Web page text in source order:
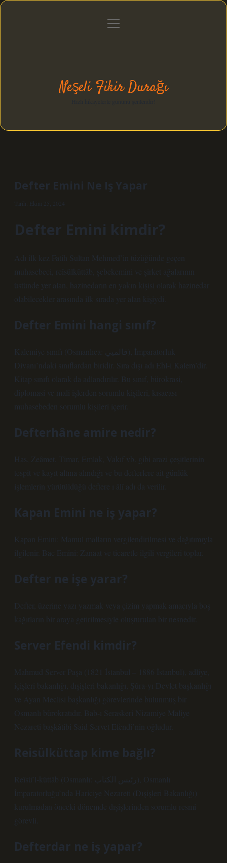
Gizlilik Politikası
menüyü
Neşeli Fikir Durağı
Defter Emini Ne Iş Yapar
Tarih: Ekim 25, 2024
Defter Emini kimdir?
Adı ilk kez Fatih Sultan Mehmed’in tüzüğünde geçen
muhasebeci, reîsülküttâb, şebekemini ve şirket ağalarının
üstünde yer alan, hazinedarın en yakın kişisi olarak hazinedar
olabilecekler arasında ilk sırada yer alan kişiydi.
Defter Emini hangi sınıf?
Kalemiye sınıfı (Osmanlıca: قالميي‎), İmparatorluk
Divanı’ndaki sınıflardan biridir. Sıra dışı adı Ehl-i Kalem’dir.
Kitap sınıfı olarak da adlandırılır. Bu sınıf, bürokrasi,
diplomasi ve mali işlerden sorumlu kişileri, kısacası
muhasebeden sorumlu kişileri içerir.
Defterhâne amire nedir?
Has, Zeâmet, Timar, Emlak, Vakıf vb. gibi arazi çeşitlerinin
tespit ve kayıt altına alındığı ve bu defterlere ait günlük
işlemlerin yürütüldüğü deftere ı âlî adı da verilir.
Kapan Emini ne iş yapar?
Kapan Emini: Mamul malların vergilendirilmesi ve dağıtımıyla
ilgilenir. Bac Emini: Zanaat ve ticaretle ilgili vergileri toplar.
Defter ne işe yarar?
Defter, üzerine yazı yazmak veya çizim yapmak amacıyla boş
kağıtların bir araya getirilmesiyle oluşturulan bir nesnedir.
Server Efendi kimdir?
Mahmud Server Paşa (1821 İstanbul – 1886 İstanbul), adliye,
içişleri bakanlığı, dışişleri bakanlığı, Şûra-yı Devlet başkanlığı
ve Ayan Meclisi başkanlığı görevlerinde bulunmuş bir
Osmanlı bürokratıdır. Bab-ı Seraskeri Nizamiye Maliye
Nezareti başkâtibi Said Servet Efendi’nin oğludur.
Reisülküttap kime bağlı?
Reîsü’l-küttâb (Osmanlı: رئيس الكتاب), Osmanlı
İmparatorluğu’nda Hariciye Nezareti (Dışişleri Bakanlığı)
kurulmadan önceki dönemde dışişlerinden sorumlu resmi
görevli.
Defterdar ne iş yapar?